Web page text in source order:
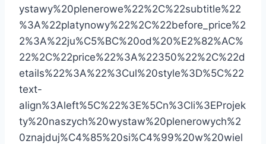
ystawy%20plenerowe%22%2C%22subtitle%22
%3A%22platynowy%22%2C%22before_price%2
2%3A%22ju%C5%BC%20od%20%E2%82%AC%
22%2C%22price%22%3A%22350%22%2C%22d
etails%22%3A%22%3Cul%20style%3D%5C%22
text-
align%3Aleft%5C%22%3E%5Cn%3Cli%3EProjek
ty%20naszych%20wystaw%20plenerowych%2
0znajduj%C4%85%20si%C4%99%20w%20wiel